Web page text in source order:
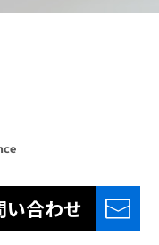
い合わせ